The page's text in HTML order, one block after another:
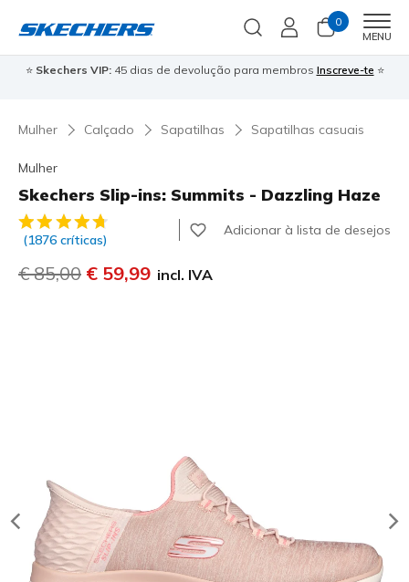
0
MENU
⭐ Skechers VIP:45 dias de devolução para membros Inscreve-te ⭐
Mulher Calçado Sapatilhas Sapatilhas casuais
Mulher
Skechers Slip-ins: Summits - Dazzling Haze
3$2 de 5 – Classificação do cliente
(1876 críticas)
Adicionar à lista de desejos
Preço com desconto de
€ 85,00 para
€ 59,99 incl. IVA